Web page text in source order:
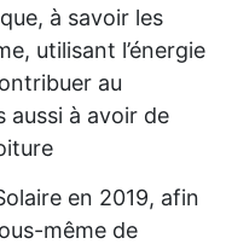
à savoir les
utilisant l’énergie
au
aussi à avoir de
en 2019, afin
même de